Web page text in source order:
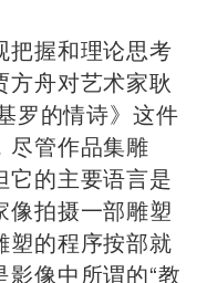
握和理论思考
舟对艺术家耿
罗的情诗》这件
尽管作品集雕
它的主要语言是
像拍摄一部雕塑
塑的程序按部就
像中所谓的“教